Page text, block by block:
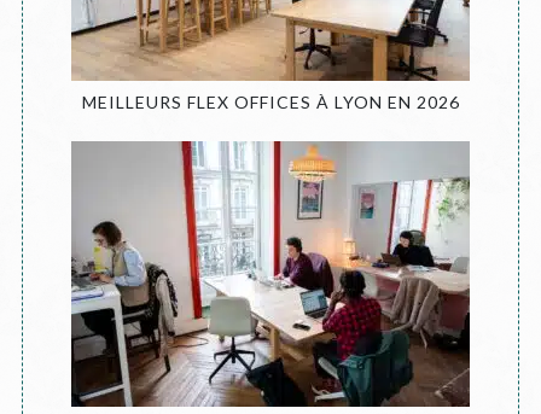
MEILLEURS FLEX OFFICES À LYON EN 2026